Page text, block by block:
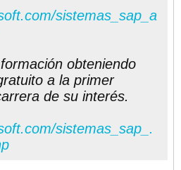
sistemas_sap_a
obteniendo
a la primer
de su interés.
sistemas_sap_.